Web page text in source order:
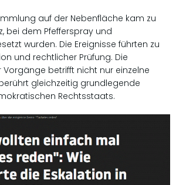
auf der Nebenfläche kam zu
bei dem Pfefferspray und
wurden. Die Ereignisse führten zu
und rechtlicher Prüfung. Die
betrifft nicht nur einzelne
gleichzeitig grundlegende
Rechtsstaats.